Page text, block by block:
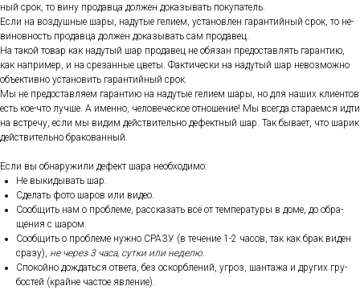
ный срок, то ви­ну про­дав­ца дол­жен до­казы­вать по­купа­тель.
Ес­ли на воз­душные ша­ры, на­дутые ге­ли­ем, ус­та­нов­лен га­ран­тий­ный срок, то не­
винов­ность про­дав­ца дол­жен до­казы­вать сам про­давец.
На та­кой то­вар как на­дутый шар про­давец не обя­зан пре­дос­тавлять га­ран­тию,
как нап­ри­мер, и на сре­зан­ные цве­ты. Фак­ти­чес­ки на на­дутый шар не­воз­можно
объ­ек­тивно ус­та­новить га­ран­тий­ный срок.
Мы не пре­дос­тавля­ем га­ран­тию на на­дутые ге­ли­ем ша­ры, но для на­ших кли­ен­тов
есть кое-что луч­ше. А имен­но, че­лове­чес­кое от­но­шение! Мы всег­да ста­ра­ем­ся ид­ти
на встре­чу, ес­ли мы ви­дим дей­стви­тель­но де­фек­тный шар. Так бы­ва­ет, что ша­рик
дей­стви­тель­но бра­кован­ный.
Ес­ли вы об­на­ружи­ли де­фект ша­ра не­об­хо­димо:
Не вы­киды­вать шар.
Сде­лать фо­то ша­ров или ви­део.
Со­об­щить нам о проб­ле­ме, рас­ска­зать всё от тем­пе­рату­ры в до­ме, до об­ра­
щения с ша­ром.
Со­об­щить о проб­ле­ме нуж­но СРА­ЗУ (в те­чение 1-2 ча­сов, так как брак ви­ден
сра­зу), не че­рез 3 ча­са, сут­ки или не­делю.
Спо­кой­но дож­дать­ся от­ве­та, без ос­кор­бле­ний, уг­роз, шан­та­жа и дру­гих гру­
бос­тей (край­не час­тое яв­ле­ние).